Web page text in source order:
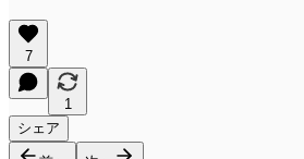
7
1
シェア